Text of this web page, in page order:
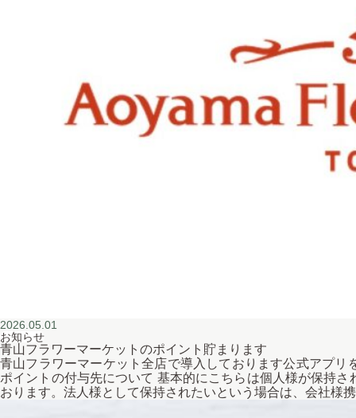
2026.05.01
お知らせ
青山フラワーマーケットのポイント貯まります
青山フラワーマーケット全店で導入しております公式アプ
ポイントの付与先について 基本的にこちらは個人様が保持
おります。法人様として保持されたいという場合は、会社様